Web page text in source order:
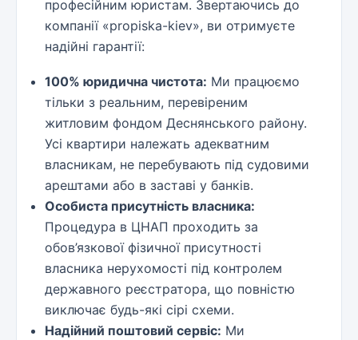
професійним юристам. Звертаючись до
компанії «propiska-kiev», ви отримуєте
надійні гарантії:
100% юридична чистота: Ми працюємо
тільки з реальним, перевіреним
житловим фондом Деснянського району.
Усі квартири належать адекватним
власникам, не перебувають під судовими
арештами або в заставі у банків.
Особиста присутність власника:
Процедура в ЦНАП проходить за
обов’язкової фізичної присутності
власника нерухомості під контролем
державного реєстратора, що повністю
виключає будь-які сірі схеми.
Надійний поштовий сервіс: Ми